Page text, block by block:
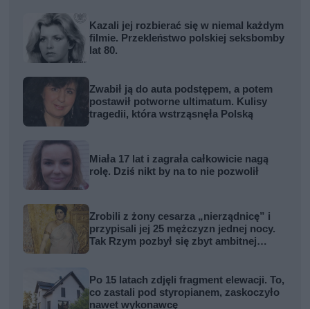
Kazali jej rozbierać się w niemal każdym
filmie. Przekleństwo polskiej seksbomby
lat 80.
Zwabił ją do auta podstępem, a potem
postawił potworne ultimatum. Kulisy
tragedii, która wstrząsnęła Polską
Miała 17 lat i zagrała całkowicie nagą
rolę. Dziś nikt by na to nie pozwolił
Zrobili z żony cesarza „nierządnicę” i
przypisali jej 25 mężczyzn jednej nocy.
Tak Rzym pozbył się zbyt ambitnej
Po 15 latach zdjęli fragment elewacji. To,
co zastali pod styropianem, zaskoczyło
nawet wykonawcę